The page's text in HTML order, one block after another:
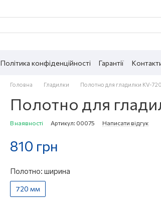
Політика конфіденційності Гарантії
Головна Гладилки Полотно для гладилки КV-720
Полотно для
В наявності Артикул: 00075 Написати відгук
810 грн
Полотно: ширина
720 мм